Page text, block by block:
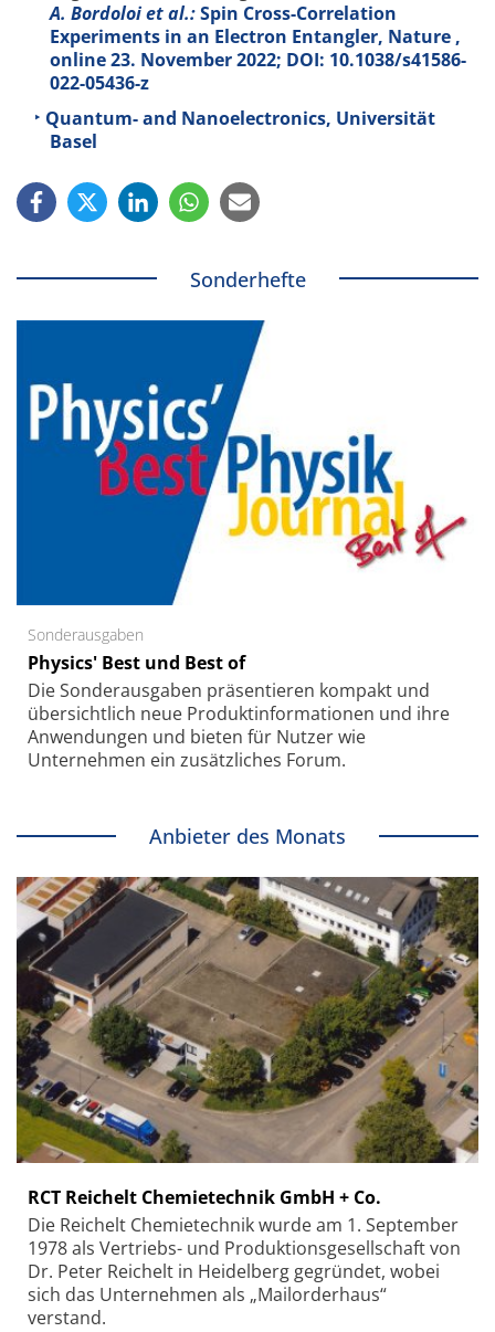
A. Bordoloi et al.:Spin Cross-Correlation
Experiments in an Electron Entangler, Nature ,
online 23. November 2022; DOI: 10.1038/s41586-
022-05436-z
Quantum- and Nanoelectronics, Universität
Basel
Sonderhefte
Sonderausgaben
Physics' Best und Best of
Die Sonder­ausgaben präsentieren kompakt und
übersichtlich neue Produkt­informationen und ihre
Anwendungen und bieten für Nutzer wie
Unternehmen ein zusätzliches Forum.
Anbieter des Monats
RCT Reichelt Chemietechnik GmbH + Co.
Die Reichelt Chemietechnik wurde am 1. September
1978 als Vertriebs- und Produktionsgesellschaft von
Dr. Peter Reichelt in Heidelberg gegründet, wobei
sich das Unternehmen als „Mailorderhaus“
verstand.